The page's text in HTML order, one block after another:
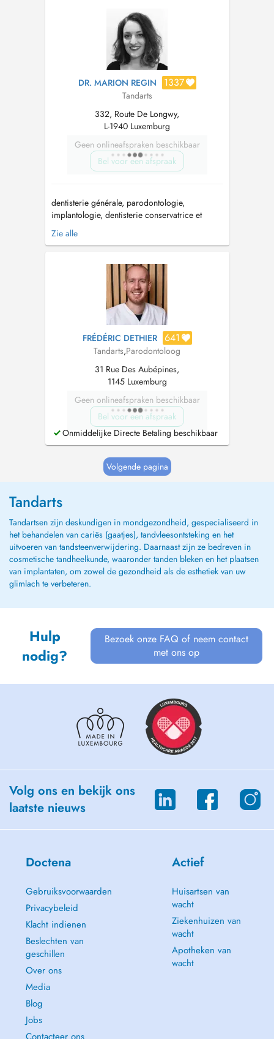
DR. MARION REGIN 1337
Tandarts
332, Route De Longwy,
L-1940 Luxemburg
Geen onlineafspraken beschikbaar
Bel voor een afspraak
dentisterie générale, parodontologie,
implantologie, dentisterie conservatrice et
esthétique, pédodontie. Formations: - faculté de
chirurgie dentaire de Strasbourg - ancienne
éclaircissement et traitements des dyschromies)
- GRF: dentisterie esthé...
Zie alle
FRÉDÉRIC DETHIER 641
Tandarts,Parodontoloog
31 Rue Des Aubépines,
1145 Luxemburg
Geen onlineafspraken beschikbaar
Bel voor een afspraak
Onmiddelijke Directe Betaling beschikbaar
Volgende pagina
Tandarts
Tandartsen zijn deskundigen in mondgezondheid, gespecialiseerd in
het behandelen van cariës (gaatjes), tandvleesontsteking en het
uitvoeren van tandsteenverwijdering. Daarnaast zijn ze bedreven in
cosmetische tandheelkunde, waaronder tanden bleken en het plaatsen
van implantaten, om zowel de gezondheid als de esthetiek van uw
glimlach te verbeteren.
Hulp
nodig?
Bezoek onze FAQ of neem contact
met ons op
Volg ons en bekijk ons
laatste nieuws
Doctena
Gebruiksvoorwaarden
Privacybeleid
Klacht indienen
Beslechten van
geschillen
Over ons
Media
Blog
Jobs
Actief
Huisartsen van
wacht
Ziekenhuizen van
wacht
Apotheken van
wacht